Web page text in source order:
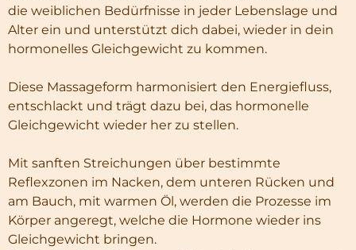
die weiblichen Bedürfnisse in jeder Lebenslage und
Alter ein und unterstützt dich dabei, wieder in dein
hormonelles Gleichgewicht zu kommen.
Diese Massageform harmonisiert den Energiefluss,
entschlackt und trägt dazu bei, das hormonelle
Gleichgewicht wieder her zu stellen.
Mit sanften Streichungen über bestimmte
Reflexzonen im Nacken, dem unteren Rücken und
am Bauch, mit warmen Öl, werden die Prozesse im
Körper angeregt, welche die Hormone wieder ins
Gleichgewicht bringen.